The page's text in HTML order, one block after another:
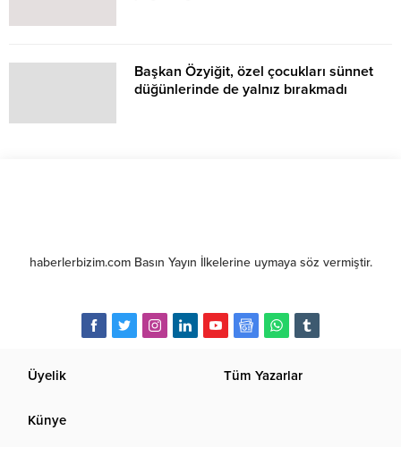
Başkan Özyiğit, özel çocukları sünnet
düğünlerinde de yalnız bırakmadı
haberlerbizim.com Basın Yayın İlkelerine uymaya söz vermiştir.
Üyelik Tüm Yazarlar
Künye